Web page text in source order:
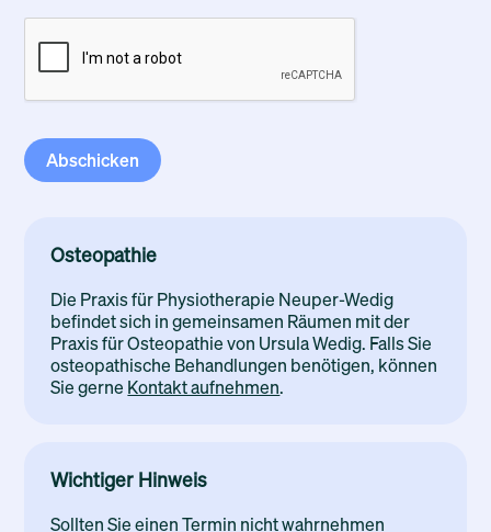
Osteopathie
Die Praxis für Physiotherapie Neuper-Wedig
befindet sich in gemeinsamen Räumen mit der
Praxis für Osteopathie von Ursula Wedig. Falls Sie
osteopathische Behandlungen benötigen, können
Sie gerneKontakt aufnehmen.
Wichtiger Hinweis
Sollten Sie einen Termin nicht wahrnehmen